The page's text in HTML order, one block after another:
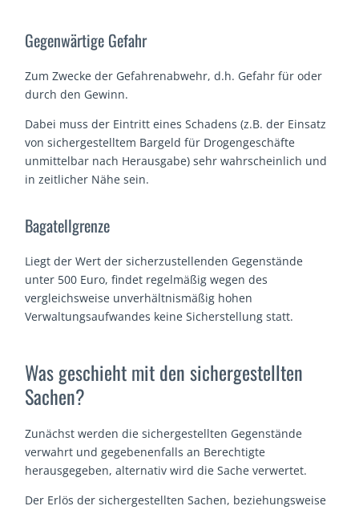
Gegenwärtige Gefahr
Zum Zwecke der Gefahrenabwehr, d.h. Gefahr für oder
durch den Gewinn.
Dabei muss der Eintritt eines Schadens (z.B. der Einsatz
von sichergestelltem Bargeld für Drogengeschäfte
unmittelbar nach Herausgabe) sehr wahrscheinlich und
in zeitlicher Nähe sein.
Bagatellgrenze
Liegt der Wert der sicherzustellenden Gegenstände
unter 500 Euro, findet regelmäßig wegen des
vergleichsweise unverhältnismäßig hohen
Verwaltungsaufwandes keine Sicherstellung statt.
Was geschieht mit den sichergestellten
Sachen?
Zunächst werden die sichergestellten Gegenstände
verwahrt und gegebenenfalls an Berechtigte
herausgegeben, alternativ wird die Sache verwertet.
Der Erlös der sichergestellten Sachen, beziehungsweise